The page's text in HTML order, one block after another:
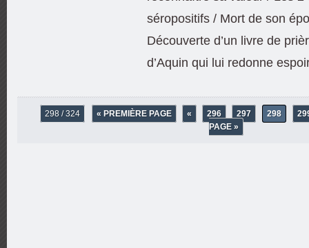
séropositifs / Mort de son
Découverte d’un livre de
d’Aquin qui lui redonne
298 / 324 « PREMIÈRE PAGE « 296 297 298
PAGE »